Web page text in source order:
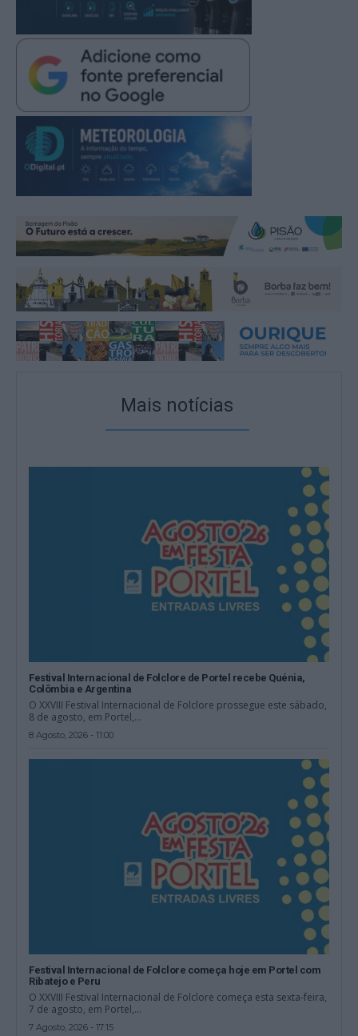
Mais notícias
Festival Internacional de Folclore de Portel recebe Quénia,
Colômbia e Argentina
O XXVIII Festival Internacional de Folclore prossegue este sábado,
8 de agosto, em Portel,...
8 Agosto, 2026 - 11:00
Festival Internacional de Folclore começa hoje em Portel com
Ribatejo e Peru
O XXVIII Festival Internacional de Folclore começa esta sexta-feira,
7 de agosto, em Portel,...
7 Agosto, 2026 - 17:15